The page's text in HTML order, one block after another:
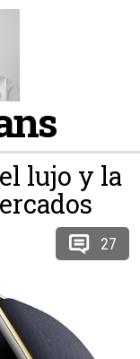
lujo y la
27